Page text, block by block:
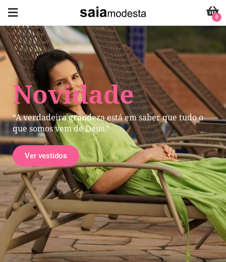
Novidade
“A verdadeira grandeza está em saber que tudo o
que somos vem de Deus."
Ver vestidos
0